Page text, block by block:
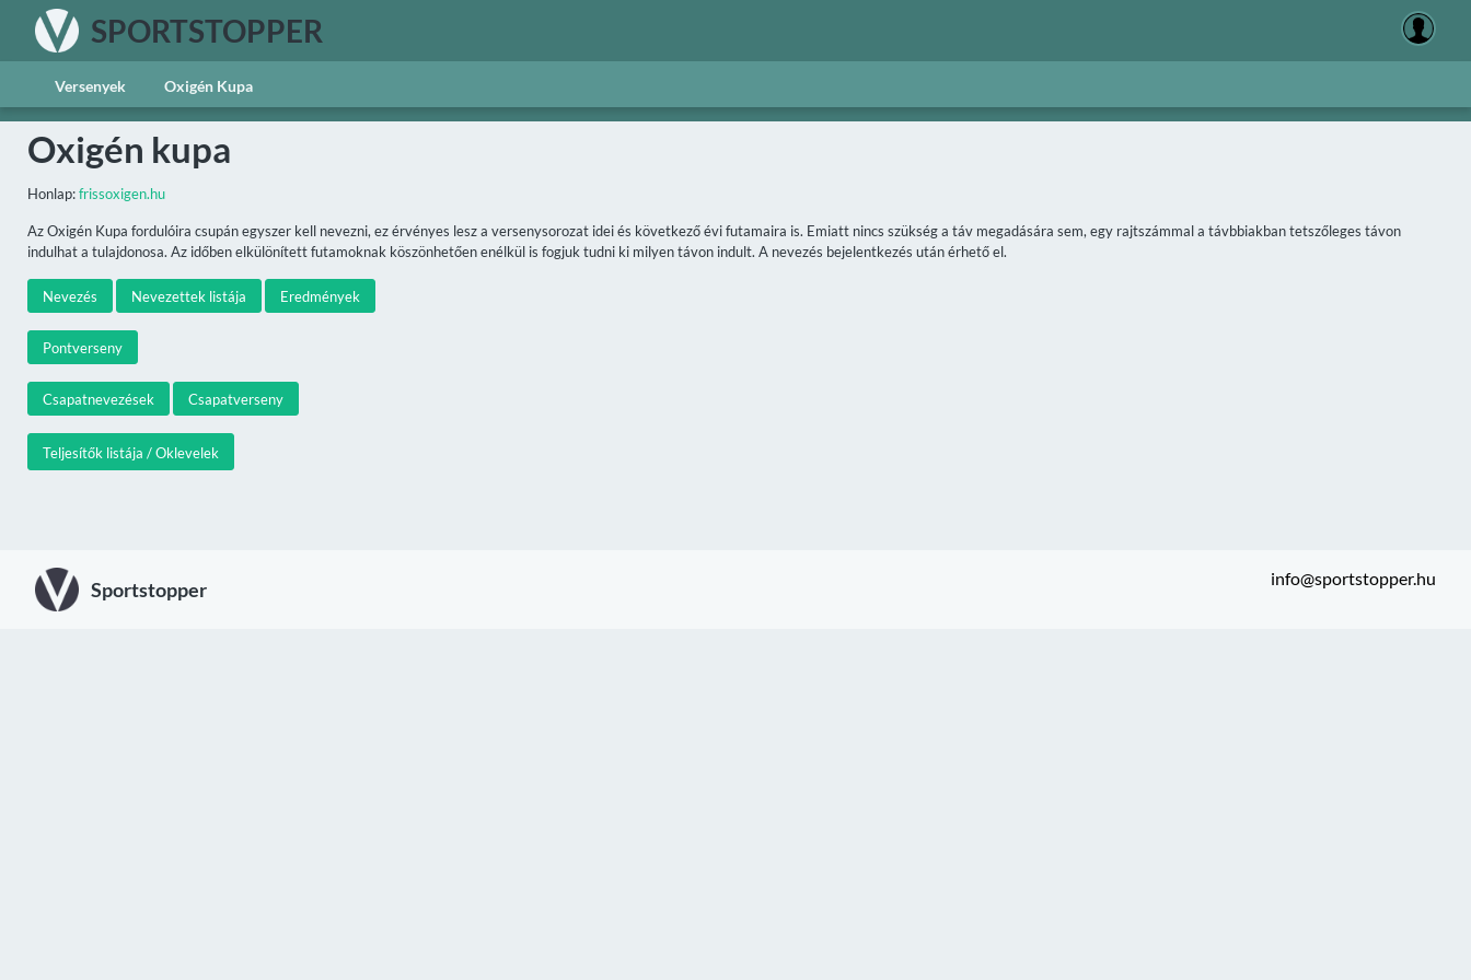
SPORTSTOPPER
Versenyek Oxigén Kupa
Oxigén kupa
Honlap:frissoxigen.hu
Az Oxigén Kupa fordulóira csupán egyszer kell nevezni, ez érvényes lesz a versenysorozat idei és következő évi futamaira is. Emiatt nincs szükség a táv megadására sem, egy rajtszámmal a távbbiakban tetszőleges távon
indulhat a tulajdonosa. Az időben elkülönített futamoknak köszönhetően enélkül is fogjuk tudni ki milyen távon indult. A nevezés bejelentkezés után érhető el.
Nevezés Nevezettek listája Eredmények
Pontverseny
Csapatnevezések Csapatverseny
Teljesítők listája / Oklevelek
Sportstopper info@sportstopper.hu